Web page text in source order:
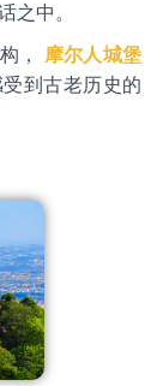
之中。
， 摩尔人城堡
受到古老历史的